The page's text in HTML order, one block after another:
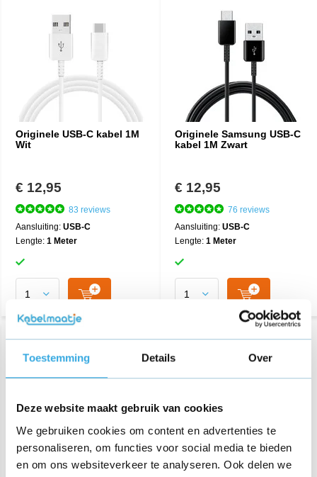
Toestemming Details Over
Deze website maakt gebruik van cookies
We gebruiken cookies om content en advertenties te
personaliseren, om functies voor social media te bieden
en om ons websiteverkeer te analyseren. Ook delen we
Originele USB-C kabel 1M
Wit
€ 12,95
83 reviews
Aansluiting: USB-C
Lengte: 1 Meter
Originele Samsung USB-C
kabel 1M Zwart
€ 12,95
76 reviews
Aansluiting: USB-C
Lengte: 1 Meter
Originele USB adapter 5V
Originele USB adapter 5V